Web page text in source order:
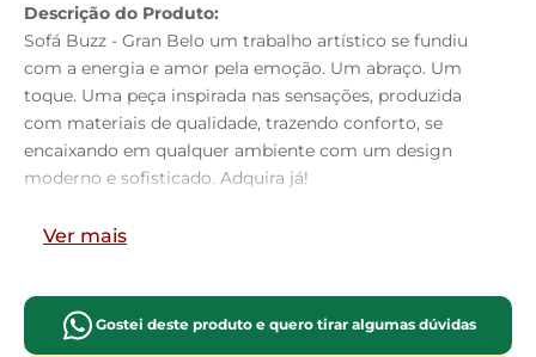
Descrição do Produto:
Sofá Buzz - Gran Belo um trabalho artístico se fundiu
com a energia e amor pela emoção. Um abraço. Um
toque. Uma peça inspirada nas sensações, produzida
com materiais de qualidade, trazendo conforto, se
encaixando em qualquer ambiente com um design
moderno e sofisticado. Adquira já!
Largura:160cm
Profundidade:
Características do Produto:
Ver mais
Gostei deste produto e quero tirar algumas dúvidas